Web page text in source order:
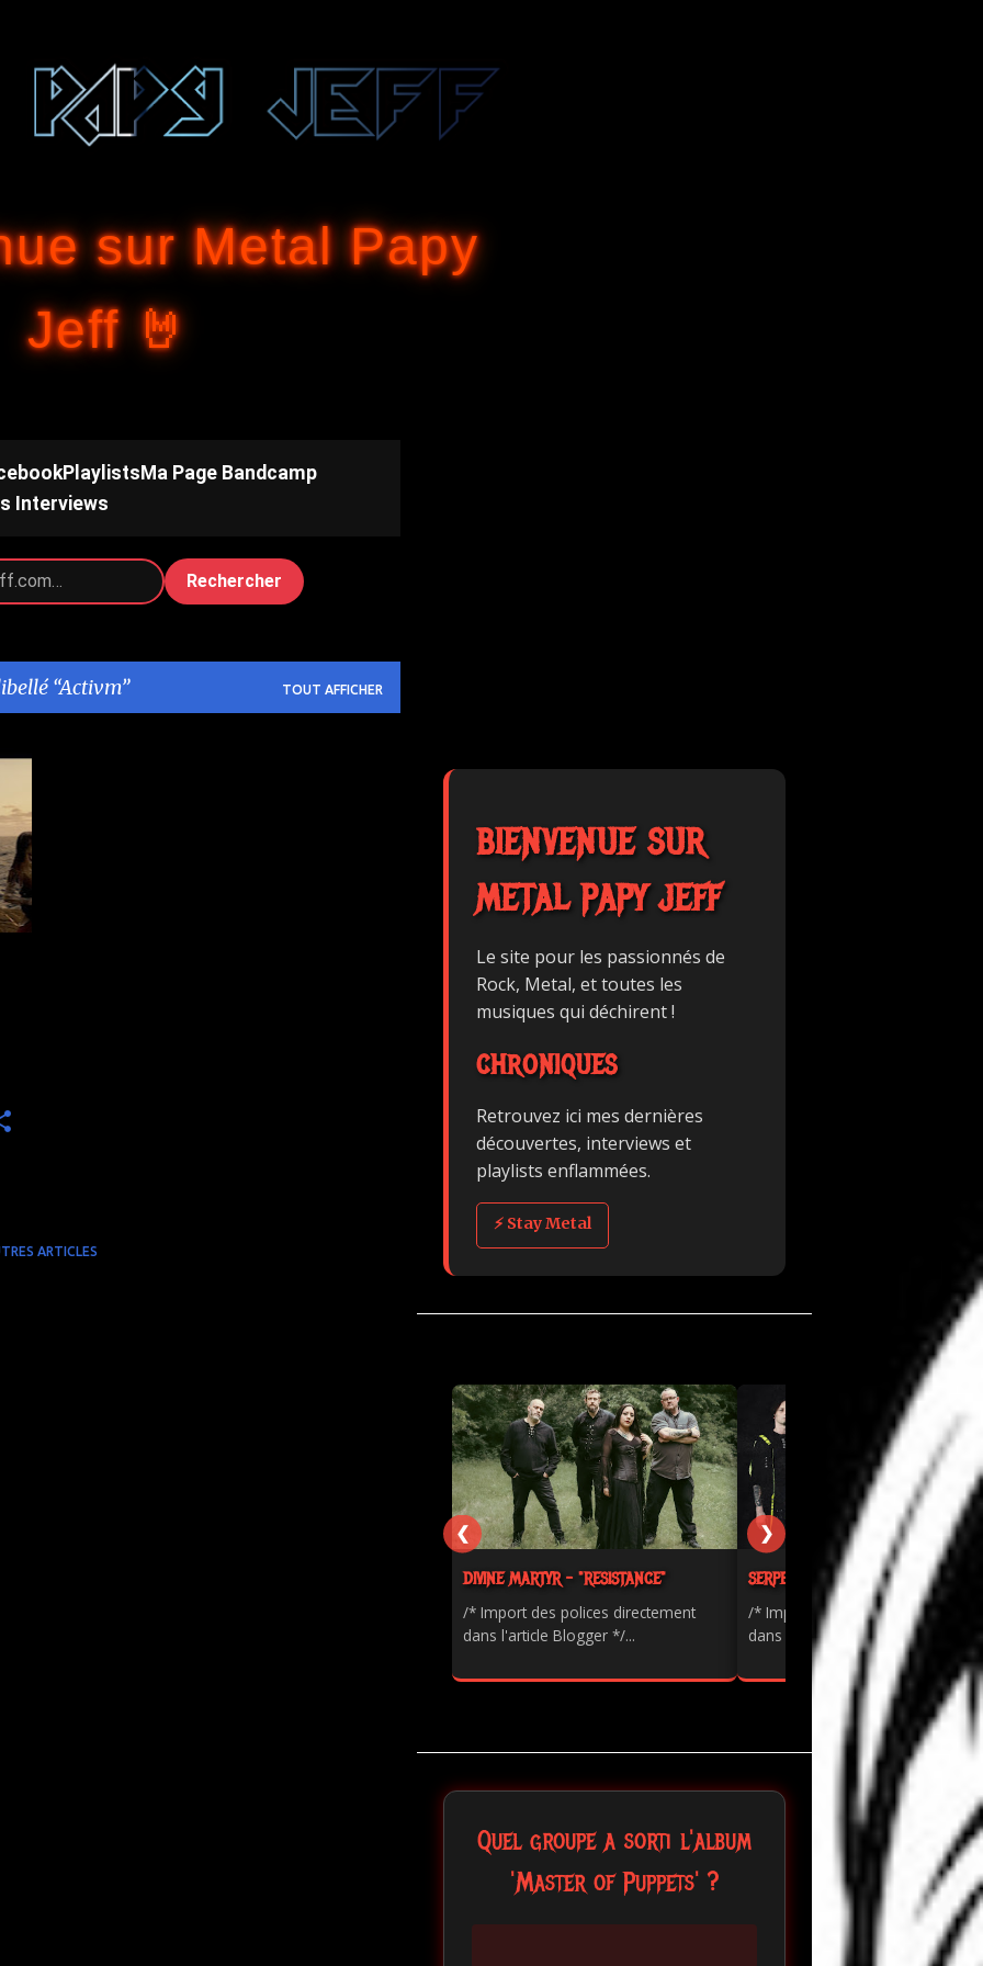
sur Metal Papy
Jeff 🤘
Playlists Ma Page Bandcamp
Interviews
Rechercher
Activm TOUT AFFICHER
ARTICLES
BIENVENUE SUR
METAL PAPY JEFF
Le site pour les passionnés de
Rock, Metal, et toutes les
musiques qui déchirent !
CHRONIQUES
Retrouvez ici mes dernières
découvertes, interviews et
playlists enflammées.
⚡ Stay Metal
DIVINE MARTYR - "RESISTANCE"
/* Import des polices directement
dans l'article Blogger */...
SERPENTS - "PAINKILLER"
/* Import des polices directement
dans l'article Blogger */...
❮ ❯
Quel groupe a sorti l'album
'Master of Puppets' ?